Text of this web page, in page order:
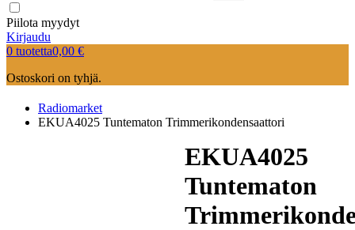
Piilota myydyt
Kirjaudu
0 tuotetta0,00 €
Ostoskori on tyhjä.
Radiomarket
EKUA4025 Tuntematon Trimmerikondensaattori
EKUA4025
Tuntematon